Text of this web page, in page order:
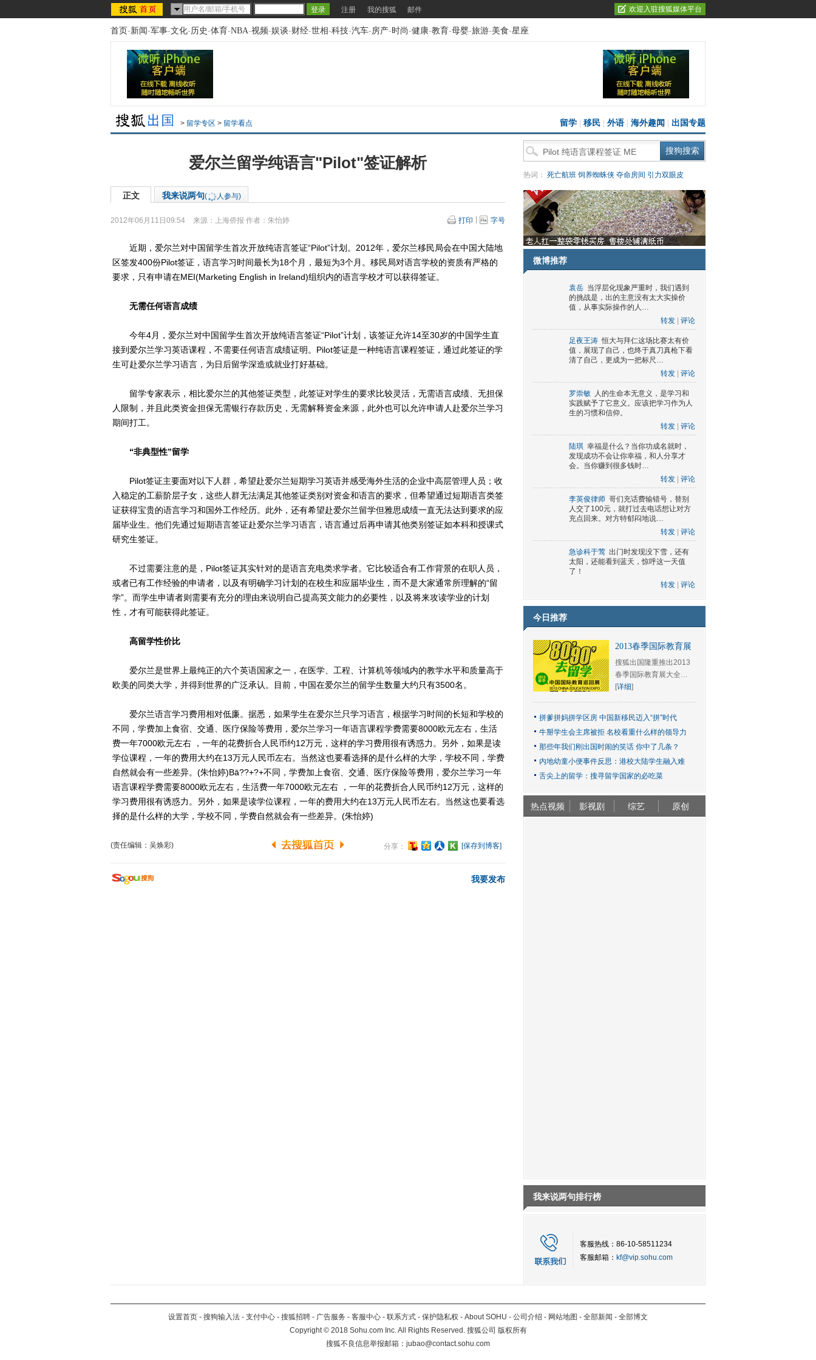
注册 我的搜狐 邮件 欢迎入驻搜狐媒体平台
首页-新闻-军事-文化-历史-体育-NBA-视频-娱谈-财经-世相-科技-汽车-房产-时尚-健康-教育-母婴-旅游-美食-星座
> 留学专区 > 留学看点 留学 移民 外语| 海外趣闻 出国专题
爱尔兰留学纯语言"Pilot"签证解析
正文 我来说两句( 人参与)
2012年06月11日09:54 来源： 上海侨报 作者：朱怡婷 打印 字号
近期，爱尔兰对中国留学生首次开放纯语言签证“Pilot”计划。2012年，爱尔兰移民局会在中国大陆地
区签发400份Pilot签证，语言学习时间最长为18个月，最短为3个月。移民局对语言学校的资质有严格的
要求，只有申请在MEI(Marketing English in Ireland)组织内的语言学校才可以获得签证。
无需任何语言成绩
今年4月，爱尔兰对中国留学生首次开放纯语言签证“Pilot”计划，该签证允许14至30岁的中国学生直
接到爱尔兰学习英语课程，不需要任何语言成绩证明。Pilot签证是一种纯语言课程签证，通过此签证的学
生可赴爱尔兰学习语言，为日后留学深造或就业打好基础。
留学专家表示，相比爱尔兰的其他签证类型，此签证对学生的要求比较灵活，无需语言成绩、无担保
人限制，并且此类资金担保无需银行存款历史，无需解释资金来源，此外也可以允许申请人赴爱尔兰学习
期间打工。
“非典型性”留学
Pilot签证主要面对以下人群，希望赴爱尔兰短期学习英语并感受海外生活的企业中高层管理人员；收
入稳定的工薪阶层子女，这些人群无法满足其他签证类别对资金和语言的要求，但希望通过短期语言类签
证获得宝贵的语言学习和国外工作经历。此外，还有希望赴爱尔兰留学但雅思成绩一直无法达到要求的应
届毕业生。他们先通过短期语言签证赴爱尔兰学习语言，语言通过后再申请其他类别签证如本科和授课式
研究生签证。
不过需要注意的是，Pilot签证其实针对的是语言充电类求学者。它比较适合有工作背景的在职人员，
或者已有工作经验的申请者，以及有明确学习计划的在校生和应届毕业生，而不是大家通常所理解的“留
学”。而学生申请者则需要有充分的理由来说明自己提高英文能力的必要性，以及将来攻读学业的计划
性，才有可能获得此签证。
高留学性价比
爱尔兰是世界上最纯正的六个英语国家之一，在医学、工程、计算机等领域内的教学水平和质量高于
欧美的同类大学，并得到世界的广泛承认。目前，中国在爱尔兰的留学生数量大约只有3500名。
爱尔兰语言学习费用相对低廉。据悉，如果学生在爱尔兰只学习语言，根据学习时间的长短和学校的
不同，学费加上食宿、交通、医疗保险等费用，爱尔兰学习一年语言课程学费需要8000欧元左右，生活
费一年7000欧元左右 ，一年的花费折合人民币约12万元，这样的学习费用很有诱惑力。另外，如果是读
学位课程，一年的费用大约在13万元人民币左右。当然这也要看选择的是什么样的大学，学校不同，学费
自然就会有一些差异。(朱怡婷)Bā??+?+不同，学费加上食宿、交通、医疗保险等费用，爱尔兰学习一年
语言课程学费需要8000欧元左右，生活费一年7000欧元左右 ，一年的花费折合人民币约12万元，这样的
学习费用很有诱惑力。另外，如果是读学位课程，一年的费用大约在13万元人民币左右。当然这也要看选
择的是什么样的大学，学校不同，学费自然就会有一些差异。(朱怡婷)
(责任编辑：吴焕彩) 分享： [保存到博客]
我要发布
热词： 死亡航班 饲养蜘蛛侠 夺命房间 引力双眼皮
微博推荐
袁岳 当浮层化现象严重时，我们遇到
的挑战是，出的主意没有太大实操价
值，从事实际操作的人…
转发
评论
足夜王涛 恒大与拜仁这场比赛太有价
值，展现了自己，也终于真刀真枪下看
清了自己，更成为一把标尺…
转发
评论
罗崇敏 人的生命本无意义，是学习和
实践赋予了它意义。应该把学习作为人
生的习惯和信仰。
转发
评论
陆琪 幸福是什么？当你功成名就时，
发现成功不会让你幸福，和人分享才
会。当你赚到很多钱时…
转发
评论
李英俊律师 哥们充话费输错号，替别
人交了100元，就打过去电话想让对方
充点回来。对方特郁闷地说…
转发
评论
急诊科于莺 出门时发现没下雪，还有
太阳，还能看到蓝天，惊呼这一天值
了！
转发
评论
今日推荐
2013春季国际教育展
搜狐出国隆重推出2013
春季国际教育展大全…
[详细]
拼爹拼妈拼学区房 中国新移民迈入“拼”时代
牛掰学生会主席被拒 名校看重什么样的领导力
那些年我们刚出国时闹的笑话 你中了几条？
内地幼童小便事件反思：港校大陆学生融入难
舌尖上的留学：搜寻留学国家的必吃菜
热点视频 影视剧 综艺 原创
我来说两句排行榜
客服热线：86-10-58511234
客服邮箱： kf@vip.sohu.com
设置首页 - 搜狗输入法 - 支付中心 - 搜狐招聘 - 广告服务 - 客服中心 - 联系方式 - 保护隐私权 - About SOHU - 公司介绍 - 网站地图 - 全部新闻 - 全部博文
Copyright©2018 Sohu.com Inc. All Rights Reserved. 搜狐公司 版权所有
搜狐不良信息举报邮箱： jubao@contact.sohu.com